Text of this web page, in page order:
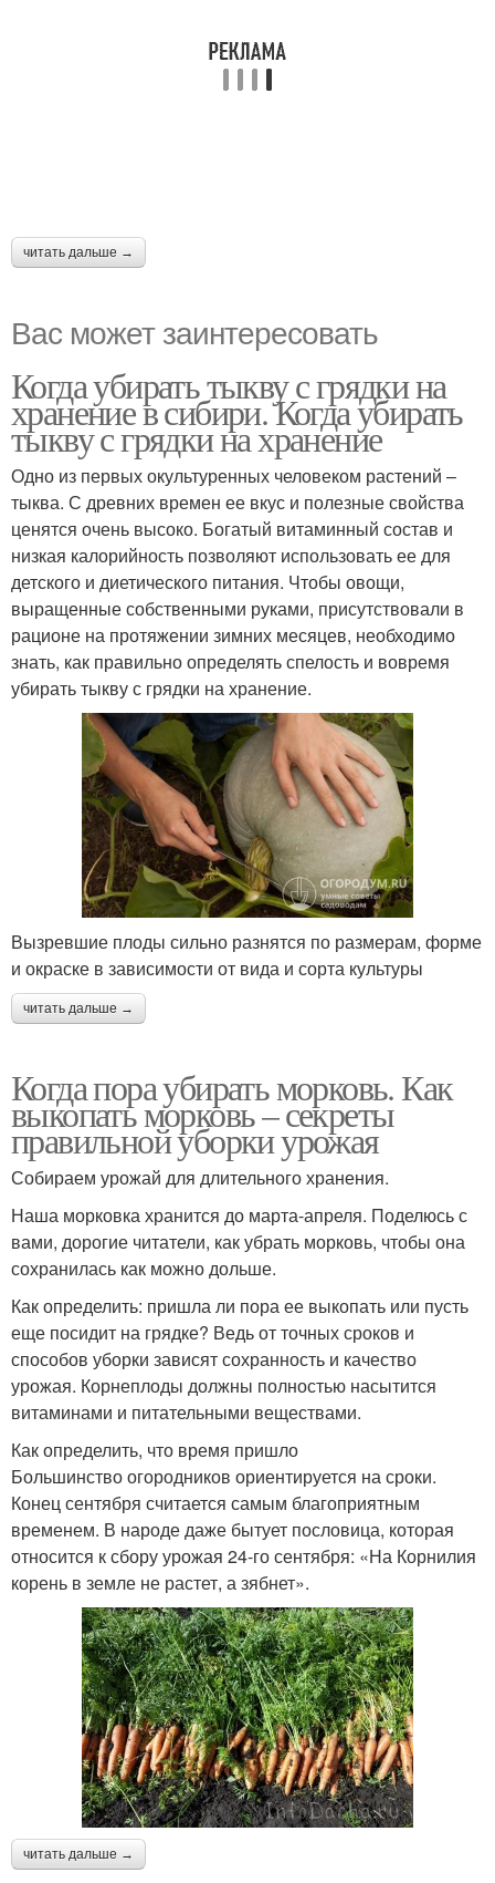
читать дальше →
Вас может заинтересовать
Когда убирать тыкву с грядки на
хранение в сибири. Когда убирать
тыкву с грядки на хранение
Одно из первых окультуренных человеком растений –
тыква. С древних времен ее вкус и полезные свойства
ценятся очень высоко. Богатый витаминный состав и
низкая калорийность позволяют использовать ее для
детского и диетического питания. Чтобы овощи,
выращенные собственными руками, присутствовали в
рационе на протяжении зимних месяцев, необходимо
знать, как правильно определять спелость и вовремя
убирать тыкву с грядки на хранение.
Вызревшие плоды сильно разнятся по размерам, форме
и окраске в зависимости от вида и сорта культуры
читать дальше →
Когда пора убирать морковь. Как
выкопать морковь – секреты
правильной уборки урожая
Собираем урожай для длительного хранения.
Наша морковка хранится до марта-апреля. Поделюсь с
вами, дорогие читатели, как убрать морковь, чтобы она
сохранилась как можно дольше.
Как определить: пришла ли пора ее выкопать или пусть
еще посидит на грядке? Ведь от точных сроков и
способов уборки зависят сохранность и качество
урожая. Корнеплоды должны полностью насытится
витаминами и питательными веществами.
Как определить, что время пришло
Большинство огородников ориентируется на сроки.
Конец сентября считается самым благоприятным
временем. В народе даже бытует пословица, которая
относится к сбору урожая 24-го сентября: «На Корнилия
корень в земле не растет, а зябнет».
читать дальше →